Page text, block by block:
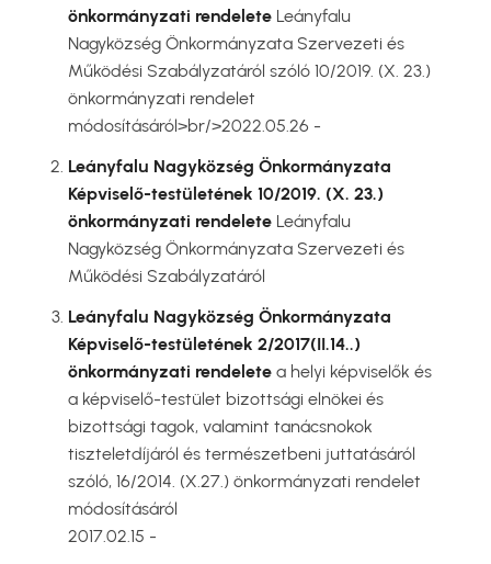
önkormányzati rendelete Leányfalu
Nagyközség Önkormányzata Szervezeti és
Működési Szabályzatáról szóló 10/2019. (X. 23.)
önkormányzati rendelet
módosításáról>br/>2022.05.26 -
Leányfalu Nagyközség Önkormányzata
Képviselő-testületének 10/2019. (X. 23.)
önkormányzati rendelete Leányfalu
Nagyközség Önkormányzata Szervezeti és
Működési Szabályzatáról
Leányfalu Nagyközség Önkormányzata
Képviselő-testületének 2/2017(II.14..)
önkormányzati rendelete a helyi képviselők és
a képviselő-testület bizottsági elnökei és
bizottsági tagok, valamint tanácsnokok
tiszteletdíjáról és természetbeni juttatásáról
szóló, 16/2014. (X.27.) önkormányzati rendelet
módosításáról
2017.02.15 -